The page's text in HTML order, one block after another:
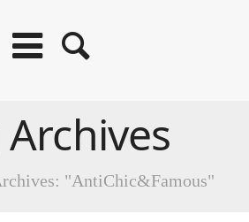
Archives
"AntiChic&Famous"